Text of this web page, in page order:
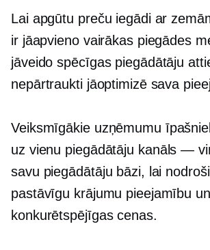
Lai apgūtu preču iegādi ar
ir jāapvieno vairākas piegādes
jāveido spēcīgas piegādātāju
nepārtraukti jāoptimizē sava
Veiksmīgākie uzņēmumu
uz vienu piegādātāju kanāls —
savu piegādātāju bāzi, lai
pastāvīgu krājumu pieejamību un
konkurētspējīgas cenas.